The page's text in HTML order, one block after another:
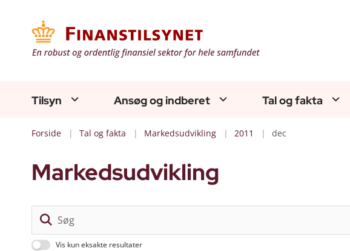
Tilsyn Ansøg og indberet Tal og fakta
Forside Tal og fakta Markedsudvikling 2011 dec
Markedsudvikling
Vis kun eksakte resultater